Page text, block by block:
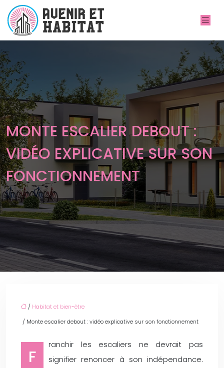
MONTE ESCALIER DEBOUT :
VIDÉO EXPLICATIVE SUR SON
FONCTIONNEMENT
/ Habitat et bien-être
/ Monte escalier debout : vidéo explicative sur son fonctionnement
F
ranchir les escaliers ne devrait pas
signifier renoncer à son indépendance.